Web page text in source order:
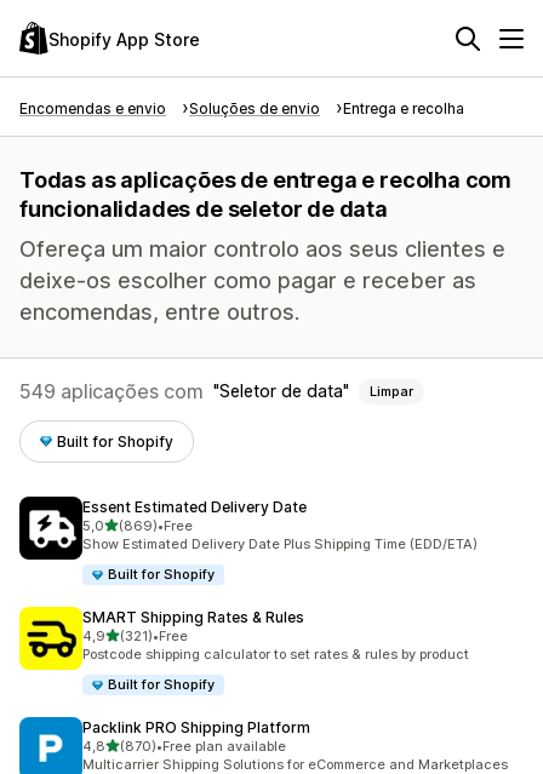
Shopify App Store
Encomendas e envio Soluções de envio Entrega e recolha
Todas as aplicações de entrega e recolha com
funcionalidades de seletor de data
Ofereça um maior controlo aos seus clientes e
deixe-os escolher como pagar e receber as
encomendas, entre outros.
549 aplicações com Seletor de data Limpar
Built for Shopify
Essent Estimated Delivery Date
5,0de 5 estrelas
(869)
869 total de avaliações
•Free
Show Estimated Delivery Date Plus Shipping Time (EDD/ETA)
Built for Shopify
SMART Shipping Rates & Rules
4,9de 5 estrelas
(321)
321 total de avaliações
•Free
Postcode shipping calculator to set rates & rules by product
Built for Shopify
Packlink PRO Shipping Platform
4,8de 5 estrelas
(870)
870 total de avaliações
•Free plan available
Multicarrier Shipping Solutions for eCommerce and Marketplaces